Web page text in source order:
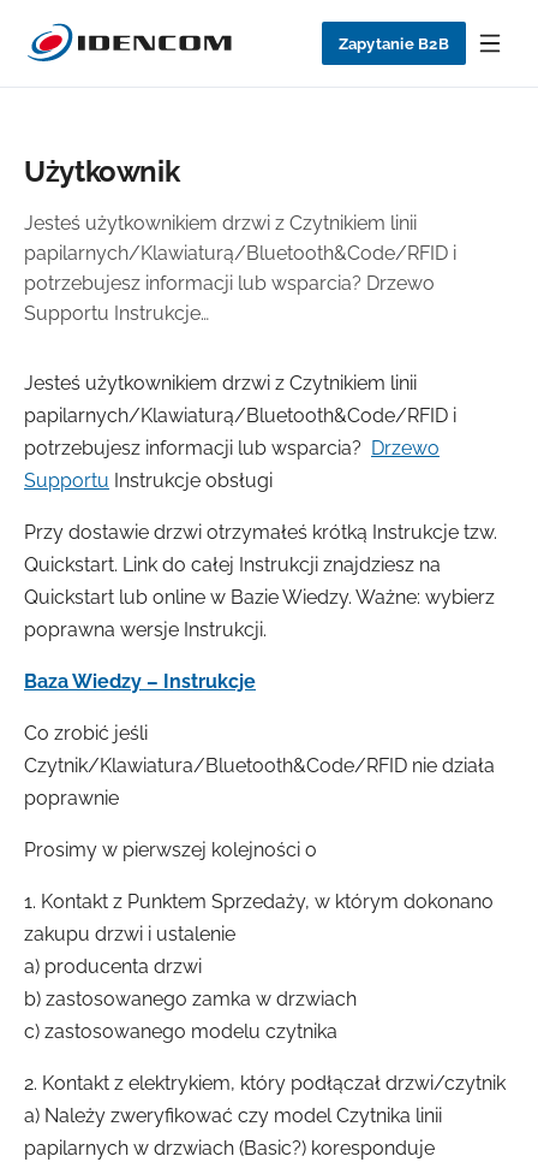
Zapytanie B2B
Użytkownik
Jesteś użytkownikiem drzwi z Czytnikiem linii
papilarnych/Klawiaturą/Bluetooth&Code/RFID i
potrzebujesz informacji lub wsparcia? Drzewo
Supportu Instrukcje…
Jesteś użytkownikiem drzwi z Czytnikiem linii
papilarnych/Klawiaturą/Bluetooth&Code/RFID i
potrzebujesz informacji lub wsparcia? Drzewo
Supportu Instrukcje obsługi
Przy dostawie drzwi otrzymałeś krótką Instrukcje tzw.
Quickstart. Link do całej Instrukcji znajdziesz na
Quickstart lub online w Bazie Wiedzy. Ważne: wybierz
poprawna wersje Instrukcji.
Baza Wiedzy – Instrukcje
Co zrobić jeśli
Czytnik/Klawiatura/Bluetooth&Code/RFID nie działa
poprawnie
Prosimy w pierwszej kolejności o
1. Kontakt z Punktem Sprzedaży, w którym dokonano
zakupu drzwi i ustalenie
a) producenta drzwi
b) zastosowanego zamka w drzwiach
c) zastosowanego modelu czytnika
2. Kontakt z elektrykiem, który podłączał drzwi/czytnik
a) Należy zweryfikować czy model Czytnika linii
papilarnych w drzwiach (Basic?) koresponduje